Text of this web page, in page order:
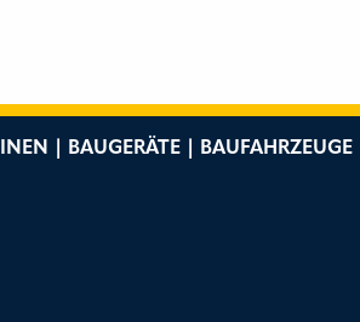
| BAUGERÄTE | BAUFAHRZEUGE